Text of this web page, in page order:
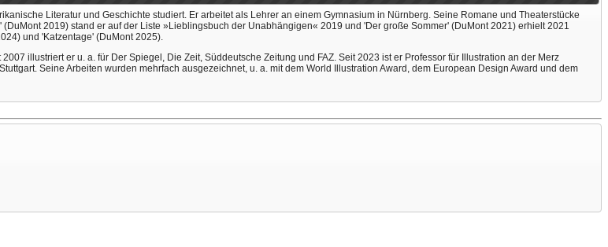
Literatur und Geschichte studiert. Er arbeitet als Lehrer an einem Gymnasium in Nürnberg. Seine Romane und Theaterstücke
2019) stand er auf der Liste »Lieblingsbuch der Unabhängigen« 2019 und 'Der große Sommer' (DuMont 2021) erhielt 2021
und 'Katzentage' (DuMont 2025).
illustriert er u. a. für Der Spiegel, Die Zeit, Süddeutsche Zeitung und FAZ. Seit 2023 ist er Professor für Illustration an der Merz
Seine Arbeiten wurden mehrfach ausgezeichnet, u. a. mit dem World Illustration Award, dem European Design Award und dem